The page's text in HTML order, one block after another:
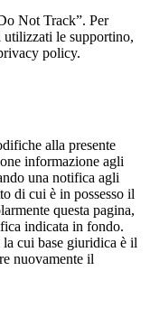
Not Track”. Per
utilizzati le supportino,
policy.
alla presente
informazione agli
una notifica agli
di cui è in possesso il
questa pagina,
indicata in fondo.
cui base giuridica è il
nuovamente il